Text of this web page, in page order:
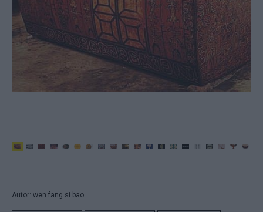
Autor: wen fang si bao